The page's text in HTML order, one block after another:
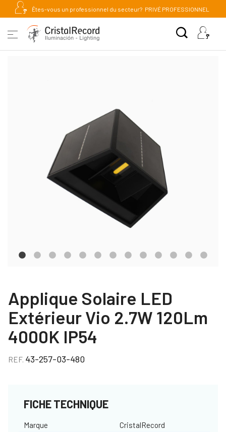
Êtes-vous un professionnel du secteur? PRIVÉ PROFESSIONNEL
Applique Solaire LED
Extérieur Vio 2.7W 120Lm
4000K IP54
REF. 43-257-03-480
FICHE TECHNIQUE
Marque
CristalRecord